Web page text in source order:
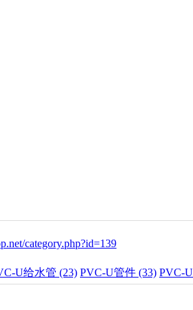
category.php?id=139
U给水管 (23) PVC-U管件 (33) PVC-